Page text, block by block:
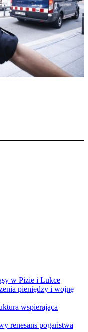
w Pizie i Lukce
pieniędzy i wojnę
wspierająca
renesans pogaństwa